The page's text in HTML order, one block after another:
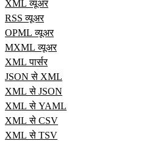
XML व्यूअर
RSS व्यूअर
OPML व्यूअर
MXML व्यूअर
XML पार्सर
JSON से XML
XML से JSON
XML से YAML
XML से CSV
XML से TSV